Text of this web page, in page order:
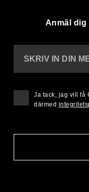
Anmäl dig
SKRIV IN DIN
Ja tack, jag vill få
därmed